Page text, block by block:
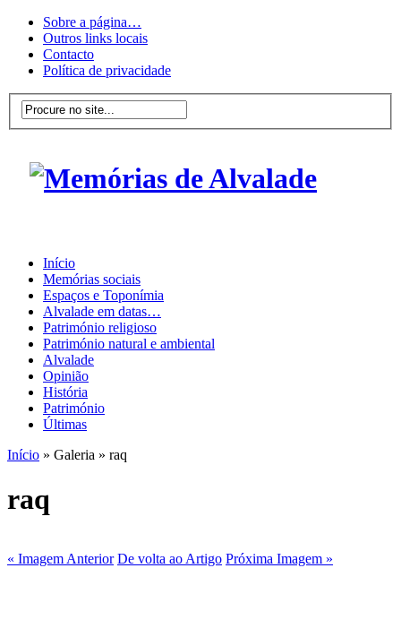
Sobre a página…
Outros links locais
Contacto
Política de privacidade
Início
Memórias sociais
Espaços e Toponímia
Alvalade em datas…
Património religioso
Património natural e ambiental
Alvalade
Opinião
História
Património
Últimas
Início » Galeria » raq
raq
« Imagem Anterior De volta ao Artigo Próxima Imagem »